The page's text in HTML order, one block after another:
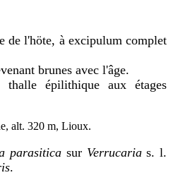
de l'höte, à excipulum complet
brunes avec l'âge.
thalle épilithique aux étages
alt. 320 m, Lioux.
parasitica sur Verrucarias. l.
.